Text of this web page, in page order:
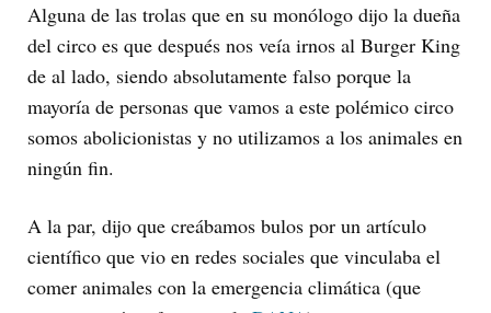
Alguna de las trolas que en su monólogo dijo la dueña
del circo es que después nos veía irnos al Burger King
de al lado, siendo absolutamente falso porque la
mayoría de personas que vamos a este polémico circo
somos abolicionistas y no utilizamos a los animales en
ningún fin.
A la par, dijo que creábamos bulos por un artículo
científico que vio en redes sociales que vinculaba el
comer animales con la emergencia climática (que